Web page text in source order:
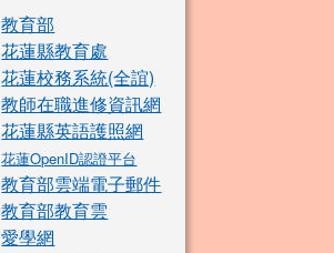
教育部
花蓮縣教育處
花蓮校務系統(全誼)
教師在職進修資訊網
花蓮縣英語護照網
花蓮OpenID認證平台
教育部雲端電子郵件
教育部教育雲
愛學網